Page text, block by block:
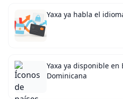
Yaxa ya habla el
Yaxa ya disponible en
Dominicana